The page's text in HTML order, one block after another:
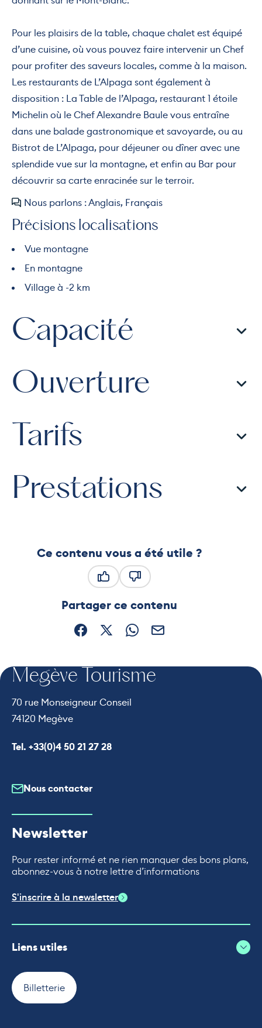
Pour les plaisirs de la table, chaque chalet est équipé
d’une cuisine, où vous pouvez faire intervenir un Chef
pour profiter des saveurs locales, comme à la maison.
Les restaurants de L’Alpaga sont également à
disposition : La Table de l’Alpaga, restaurant 1 étoile
Michelin où le Chef Alexandre Baule vous entraîne
dans une balade gastronomique et savoyarde, ou au
Bistrot de L’Alpaga, pour déjeuner ou dîner avec une
splendide vue sur la montagne, et enfin au Bar pour
découvrir sa carte enracinée sur le terroir.
Nous parlons : Anglais, Français
Précisions localisations
Vue montagne
En montagne
Village à -2 km
Capacité
Ouverture
Tarifs
Prestations
Ce contenu vous a été utile ?
Partager ce contenu
Partager sur Facebook (nouvelle fenêtre)
Partager sur X / Twitter (nouvelle
Partager sur WhatsApp
Partager par mail
Megève Tourisme
70 rue Monseigneur Conseil
74120 Megève
Appeler le
Tel. +33(0)4 50 21 27 28
Nous contacter
Newsletter
Pour rester informé et ne rien manquer des bons plans,
abonnez-vous à notre lettre d’informations
S'inscrire à la newsletter
Liens utiles
Billetterie